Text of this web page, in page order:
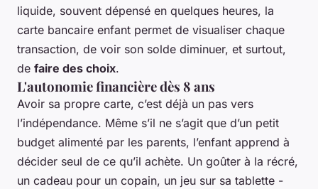
liquide, souvent dépensé en quelques heures, la
carte bancaire enfant permet de visualiser chaque
transaction, de voir son solde diminuer, et surtout,
de faire des choix.
L'autonomie financière dès 8 ans
Avoir sa propre carte, c’est déjà un pas vers
l’indépendance. Même s’il ne s’agit que d’un petit
budget alimenté par les parents, l’enfant apprend à
décider seul de ce qu’il achète. Un goûter à la récré,
un cadeau pour un copain, un jeu sur sa tablette -